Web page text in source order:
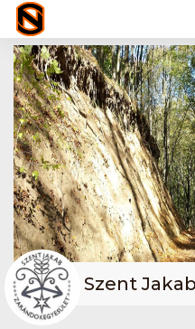
Szent